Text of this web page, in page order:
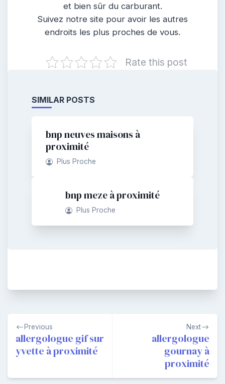
et bien sûr du carburant.
Suivez notre site pour avoir les autres
endroits les plus proches de vous.
Rate this post
SIMILAR POSTS
bnp neuves maisons à
proximité
Plus Proche
bnp meze à proximité
Plus Proche
Navigation
de
l’article
Previous
allergologue gif sur
yvette à proximité
Next
allergologue
gournay à
proximité